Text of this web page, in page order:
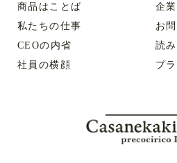
商品はことば
私たちの仕事
CEOの内省
社員の横顔
企
お
読
プ